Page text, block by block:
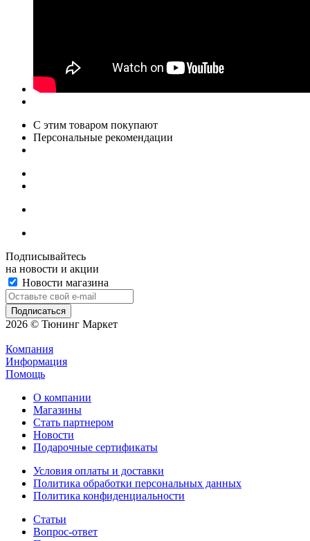
С этим товаром покупают
Персональные рекомендации
Подписывайтесь
на новости и акции
Новости магазина
2026 © Тюнинг Маркет
Компания
Информация
Помощь
О компании
Магазины
Стать партнером
Новости
Подарочные сертификаты
Условия оплаты и доставки
Политика обработки персональных данных
Политика конфиденциальности
Статьи
Вопрос-ответ